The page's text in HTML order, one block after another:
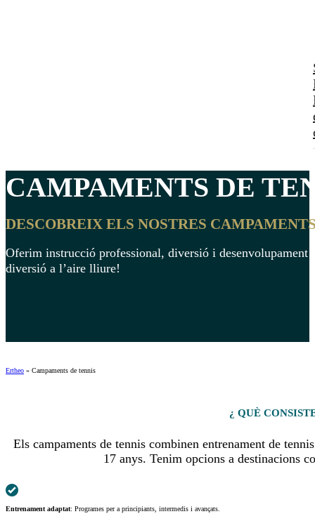
CAMPAMENTS DE
DESCOBREIX ELS NOSTRES
Oferim instrucció professional, diversió i desenvolupament
diversió a l’aire lliure!
Ertheo » Campaments de tennis
¿ QUÈ
Els campaments de tennis combinen entrenament de
17 anys. Tenim opcions a destinacions
Entrenament adaptat: Programes per a principiants, intermedis i avançats.